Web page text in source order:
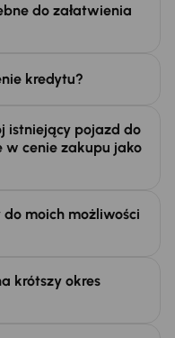
do załatwienia
istniejący pojazd do
w cenie zakupu jako
krótszy okres
kredytu?
moich możliwości